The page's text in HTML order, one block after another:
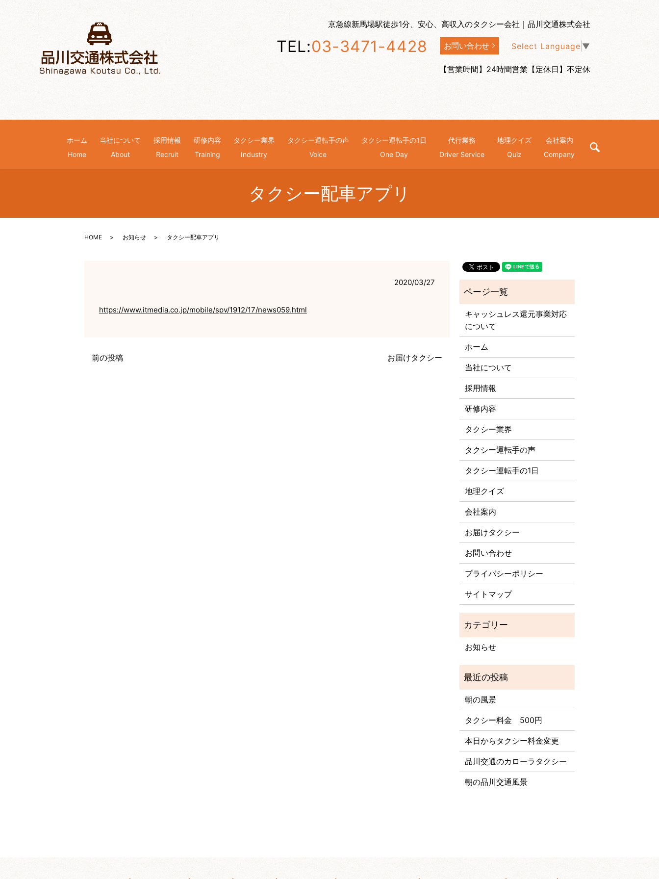
京急線新馬場駅徒歩1分、安心、高収入のタクシー会社｜品川交通株式会社
TEL:03-3471-4428 Select Language ▼
お問い合わせ
【営業時間】24時間営業【定休日】不定休
ホーム
Home
当社について
About
採用情報
Recruit
研修内容
Training
タクシー業界
Industry
タクシー運転手の声
Voice
タクシー運転手の1日
One Day
代行業務
Driver Service
地理クイズ
Quiz
会社案内
Company
タクシー配車アプリ
HOME お知らせ タクシー配車アプリ
2020/03/27
https://www.itmedia.co.jp/mobile/spv/1912/17/news059.html
前の投稿 お届けタクシー
キャッシュレス還元事業対応
について
ホーム
当社について
採用情報
研修内容
タクシー業界
タクシー運転手の声
タクシー運転手の1日
地理クイズ
会社案内
お届けタクシー
お問い合わせ
プライバシーポリシー
サイトマップ
お知らせ
朝の風景
タクシー料金 500円
本日からタクシー料金変更
品川交通のカローラタクシー
朝の品川交通風景